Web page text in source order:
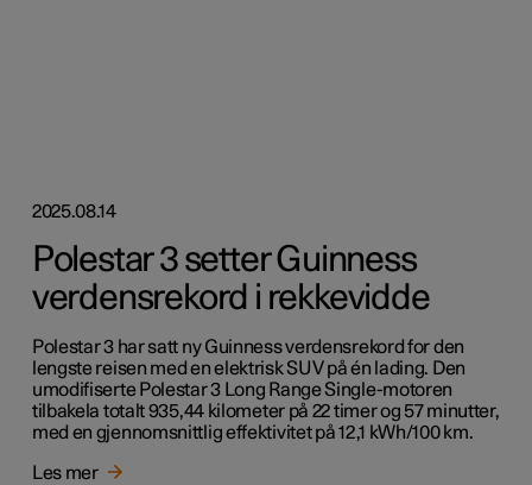
2025.08.14
Polestar 3 setter Guinness
verdensrekord i rekkevidde
Polestar 3 har satt ny Guinness verdensrekord for den
lengste reisen med en elektrisk SUV på én lading. Den
umodifiserte Polestar 3 Long Range Single-motoren
tilbakela totalt 935,44 kilometer på 22 timer og 57 minutter,
med en gjennomsnittlig effektivitet på 12,1 kWh/100 km.
Les mer